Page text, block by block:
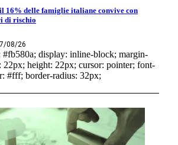
16% delle famiglie italiane convive con
di rischio
08/26
#fb580a; display: inline-block; margin-
height: 22px; cursor: pointer; font-
#fff; border-radius: 32px;